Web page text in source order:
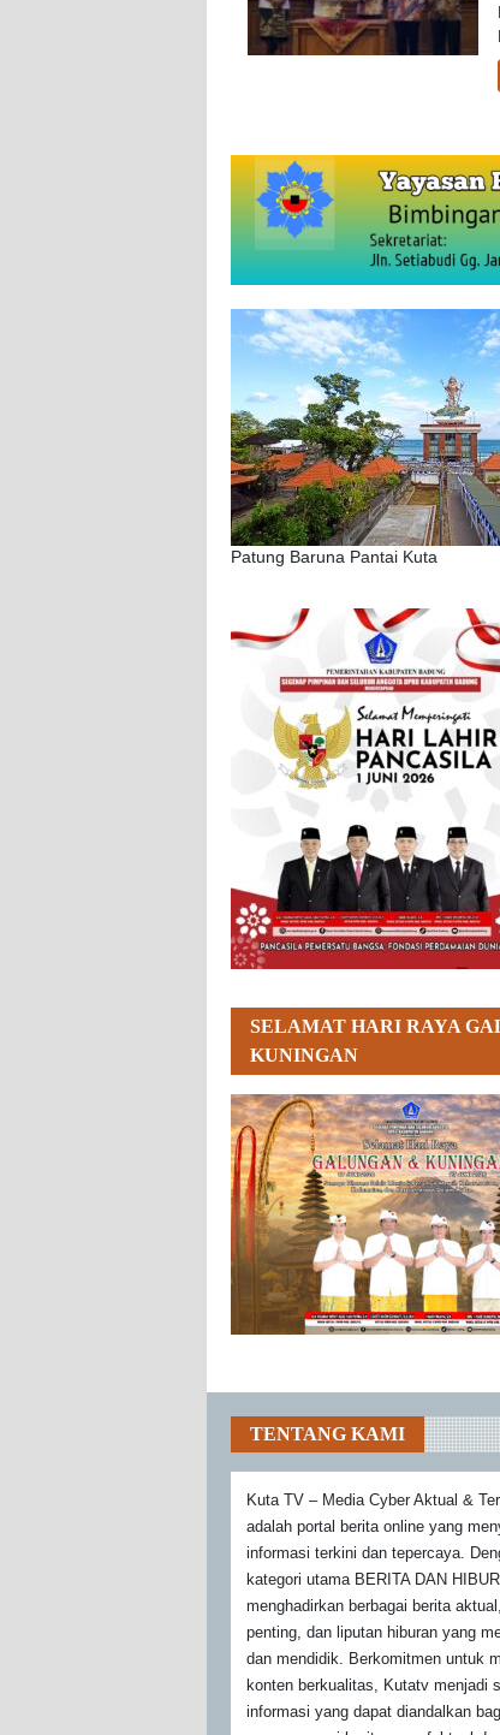
Patung Baruna Pantai Kuta
SELAMAT HARI RAYA
KUNINGAN
TENTANG KAMI
Kuta TV – Media Cyber Aktual &
adalah portal berita online yang
informasi terkini dan tepercaya.
kategori utama BERITA DAN
menghadirkan berbagai berita
penting, dan liputan hiburan yang
dan mendidik. Berkomitmen untuk
konten berkualitas, Kutatv menjadi
informasi yang dapat diandalkan